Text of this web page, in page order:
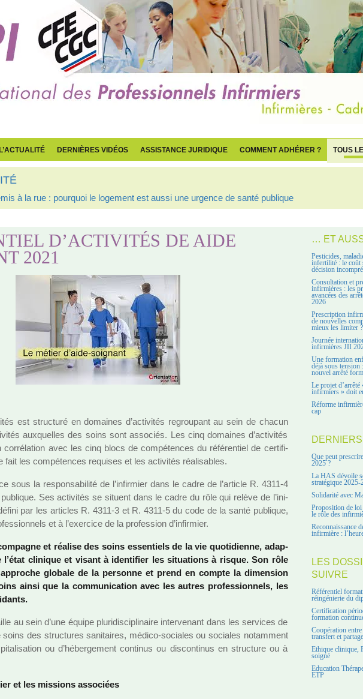
DERNIÈRES VIDÉOS ASSISTANCE JURIDIQUE COMMENT ADHÉRER ? TOUS
à la rue : pourquoi le logement est aussi une urgence de santé publique
D’ACTIVITÉS DE AIDE
2021
est struc­turé en domai­nes d’acti­vi­tés regrou­pant au sein de chacun
aux­quel­les des soins sont asso­ciés. Les cinq domai­nes d’acti­vi­tés
cor­ré­la­tion avec les cinq blocs de com­pé­ten­ces du réfé­ren­tiel de cer­ti­fi­
fait les com­pé­ten­ces requi­ses et les acti­vi­tés réa­li­sa­bles.
sous la res­pon­sa­bi­lité de l’infir­mier dans le cadre de l’arti­cle R. 4311-4
Ses acti­vi­tés se situent dans le cadre du rôle qui relève de l’ini­
par les arti­cles R. 4311-3 et R. 4311-5 du code de la santé publi­que,
et à l’exer­cice de la pro­fes­sion d’infir­mier.
et réa­lise des soins essen­tiels de la vie quo­ti­dienne, adap­
l’état cli­ni­que et visant à iden­ti­fier les situa­tions à risque. Son rôle
glo­bale de la per­sonne et prend en compte la dimen­sion
ainsi que la com­mu­ni­ca­tion avec les autres pro­fes­sion­nels, les
au sein d’une équipe plu­ri­dis­ci­pli­naire inter­ve­nant dans les ser­vi­ces de
des struc­tu­res sani­tai­res, médico-socia­les ou socia­les notam­ment
ou d’héber­ge­ment conti­nus ou dis­conti­nus en struc­ture ou à
et les mis­sions asso­ciées
… ET
Pesticides,
infertilité : le coût
décision
Consultation et
infirmières : les
avancées des
2026
Prescription
de nouvelles
mieux les limiter ?
Journée
infirmières JII
Une formation
déjà sous tension
nouvel arrêté
Le projet d’arrêté
infirmiers » doit
Réforme
cap
Que peut
2025 ?
La HAS dévoile
stratégique 2025-
Solidarité avec
Proposition de
le rôle des
Reconnaissance
infirmière :
LES
SUIVRE
Référentiel
réingénierie du
Certification
formation
Coopération
transfert et
Ethique clinique,
soigné
Education
ETP